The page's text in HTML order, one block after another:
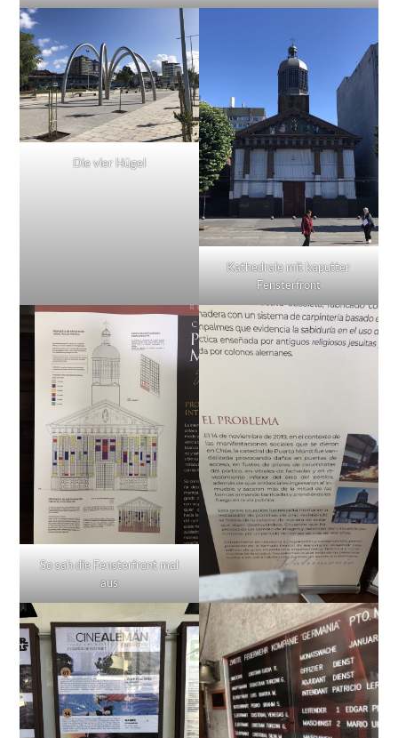
Die vier Hügel
Kathedrale mit kaputter
Fensterfront
So sah die Fensterfront mal
aus